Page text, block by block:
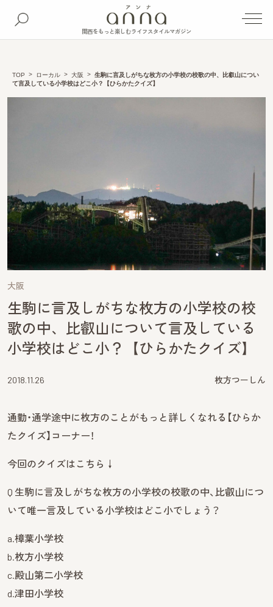
関西をもっと楽しむライフスタイルマガジン
TOP ローカル 大阪
生駒に言及しがちな枚方の小学校の校歌の中、比叡山につい
て言及している小学校はどこ小？【ひらかたクイズ】
大阪
生駒に言及しがちな枚方の小学校の校
歌の中、比叡山について言及している
小学校はどこ小？【ひらかたクイズ】
2018.11.26 枚方つーしん
通勤・通学途中に枚方のことがもっと詳しくなれる【ひらか
たクイズ】コーナー！
今回のクイズはこちら↓
Q 生駒に言及しがちな枚方の小学校の校歌の中、比叡山につ
いて唯一言及している小学校はどこ小でしょう？
a.樟葉小学校
b.枚方小学校
c.殿山第二小学校
d.津田小学校